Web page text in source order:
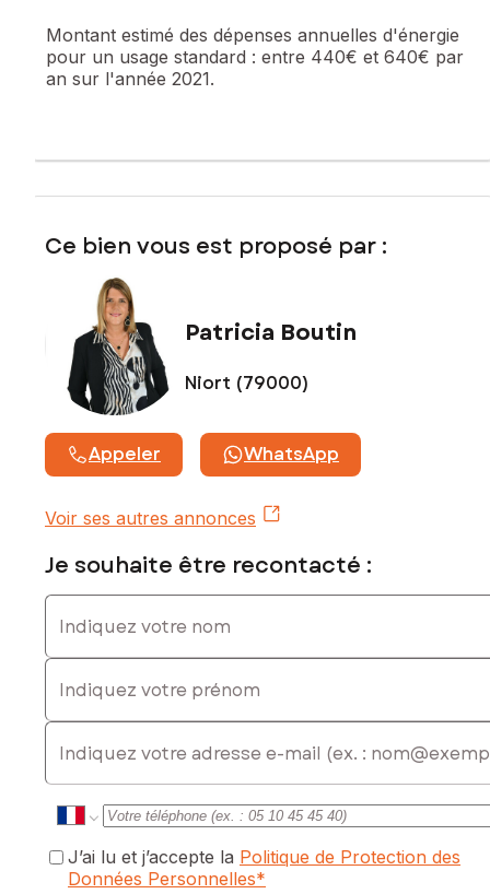
Prix de vente : 320 000 €
Honoraires charge vendeur
831 856 422
Montant estimé des dépenses annuelles d'énergie
pour un usage standard : entre 440€ et 640€ par
an sur l'année 2021.
Ce bien vous est proposé par :
Patricia Boutin
Niort (79000)
Appeler WhatsApp
Voir ses autres annonces
Je souhaite être recontacté :
Indiquez votre nom
Indiquez votre prénom
E-mail
J’ai lu et j’accepte la Politique de Protection des
Données Personnelles*